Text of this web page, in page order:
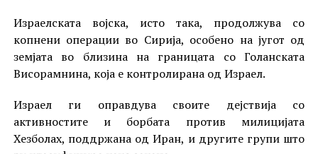
Израелската војска, исто така, продолжува со
копнени операции во Сирија, особено на југот од
земјата во близина на границата со Голанската
Висорамнина, која е контролирана од Израел.
Израел ги оправдува своите дејствија со
активностите и борбата против милицијата
Хезболах, поддржана од Иран, и другите групи што